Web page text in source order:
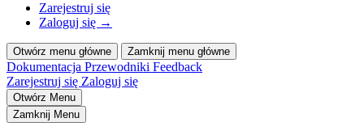
Zarejestruj się
Zaloguj się →
Otwórz menu główne Zamknij menu główne
Dokumentacja Przewodniki Feedback
Zarejestruj się Zaloguj się
Otwórz Menu
Zamknij Menu